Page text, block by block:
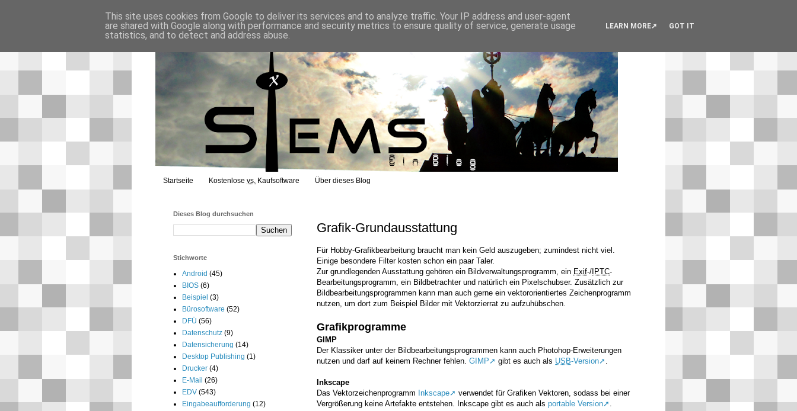
Startseite Kostenlose vs. Kaufsoftware Über dieses Blog
Grafik-Grundausstattung
Für Hobby-Grafikbearbeitung braucht man kein Geld auszugeben; zumindest nicht viel.
Einige besondere Filter kosten schon ein paar Taler.
Zur grundlegenden Ausstattung gehören ein Bildverwaltungsprogramm, ein Exif-/ IPTC-
Bearbeitungsprogramm, ein Bildbetrachter und natürlich ein Pixelschubser. Zusätzlich zur
Bildbearbeitungsprogrammen kann man auch gerne ein vektororientiertes Zeichenprogramm
nutzen, um dort zum Beispiel Bilder mit Vektorzierrat zu aufzuhübschen.
Grafikprogramme
GIMP
Der Klassiker unter der Bildbearbeitungsprogrammen kann auch Photohop-Erweiterungen
nutzen und darf auf keinem Rechner fehlen. GIMP gibt es auch als USB-Version .
Inkscape
Das Vektorzeichenprogramm Inkscape
verwendet für Grafiken Vektoren, sodass bei einer
Vergrößerung keine Artefakte entstehen. Inkscape gibt es auch als portable Version .
Dieses Blog durchsuchen
Stichworte
Android (45)
BIOS (6)
Beispiel (3)
Bürosoftware (52)
DFÜ (56)
Datenschutz (9)
Datensicherung (14)
Desktop Publishing (1)
Drucker (4)
E-Mail (26)
EDV (543)
Eingabeaufforderung (12)
This site uses cookies from Google to deliver its services and to analyze traffic. Your IP address and user-agent
are shared with Google along with performance and security metrics to ensure quality of service, generate usage
statistics, and to detect and address abuse.
LEARN MORE GOT IT